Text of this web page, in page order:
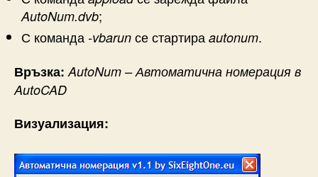
AutoNum.dvb;
С команда -vbarun се стартира autonum.
Връзка: AutoNum – Автоматична номерация в
AutoCAD
Визуализация: